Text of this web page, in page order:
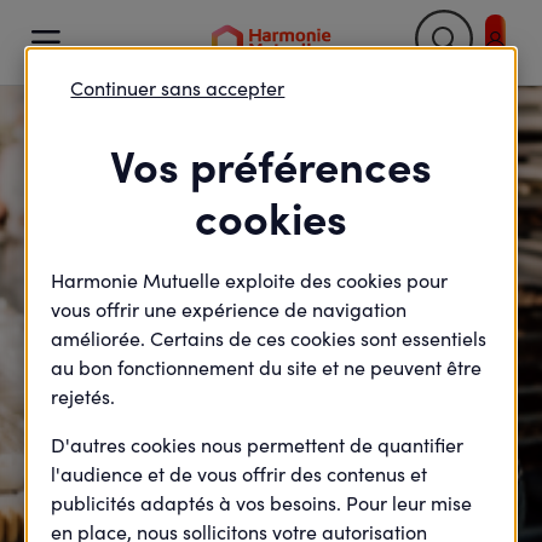

Vos préférences
cookies
Harmonie Mutuelle exploite des cookies pour
vous offrir une expérience de navigation
améliorée. Certains de ces cookies sont essentiels
au bon fonctionnement du site et ne peuvent être
rejetés.
D'autres cookies nous permettent de quantifier
l'audience et de vous offrir des contenus et
publicités adaptés à vos besoins. Pour leur mise
en place, nous sollicitons votre autorisation
Continuer sans accepter